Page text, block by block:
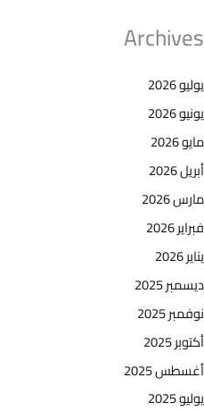
Archives
يوليو 2026
يونيو 2026
مايو 2026
أبريل 2026
مارس 2026
فبراير 2026
يناير 2026
ديسمبر 2025
نوفمبر 2025
أكتوبر 2025
أغسطس 2025
يوليو 2025